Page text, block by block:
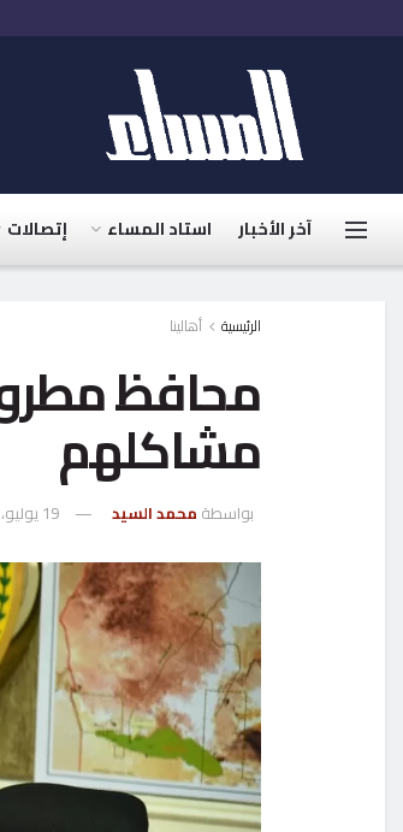
آخر الأخبار استاد المساء إتصالات
الرئيسية أهالينا
محافظ
مشاكلهم
بواسطة محمد السيد 19 يوليو، 2025